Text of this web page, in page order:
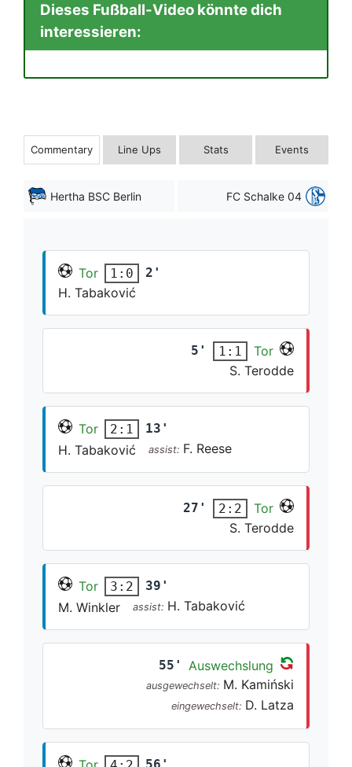
Dieses Fußball-Video könnte dich
interessieren:
Commentary Line Ups Stats Events
Hertha BSC Berlin FC Schalke 04
Tor 1:0 2'
H. Tabaković
5' 1:1
Tor
S. Terodde
Tor 2:1 13'
H. Tabaković assist: F. Reese
27' 2:2
Tor
S. Terodde
Tor 3:2 39'
M. Winkler assist: H. Tabaković
55' Auswechslung
ausgewechselt: M. Kamiński
eingewechselt: D. Latza